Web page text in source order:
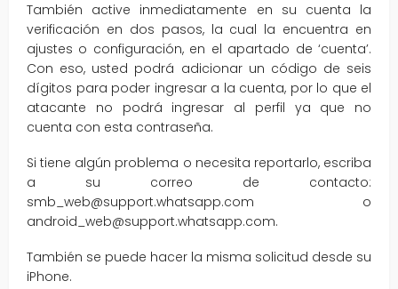
También active inmediatamente en su cuenta la
verificación en dos pasos, la cual la encuentra en
ajustes o configuración, en el apartado de ‘cuenta’.
Con eso, usted podrá adicionar un código de seis
dígitos para poder ingresar a la cuenta, por lo que el
atacante no podrá ingresar al perfil ya que no
cuenta con esta contraseña.
Si tiene algún problema o necesita reportarlo, escriba
a su correo de contacto:
smb_web@support.whatsapp.com o
android_web@support.whatsapp.com.
También se puede hacer la misma solicitud desde su
iPhone.